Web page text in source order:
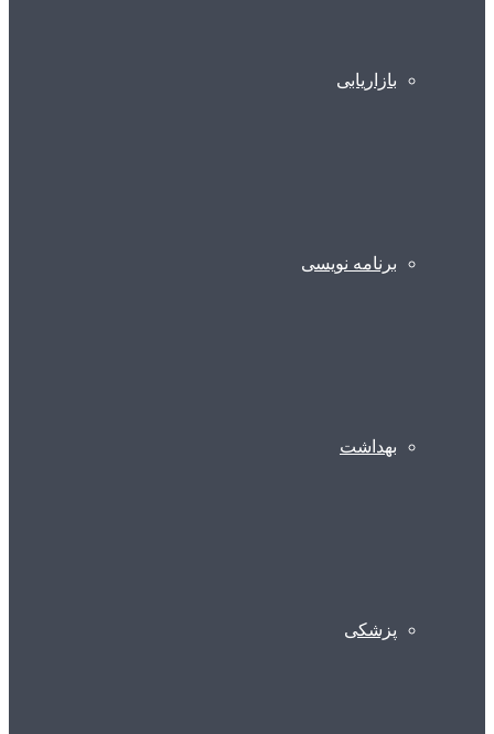
بازاریابی
برنامه نویسی
بهداشت
پزشکی